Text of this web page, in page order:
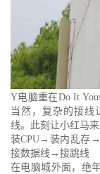
Y电脑重在Do It
当然，复杂的接线
线。此刻让小红马
装CPU→装内乱存
接数据线→接跳线
在电脑城外面，绝